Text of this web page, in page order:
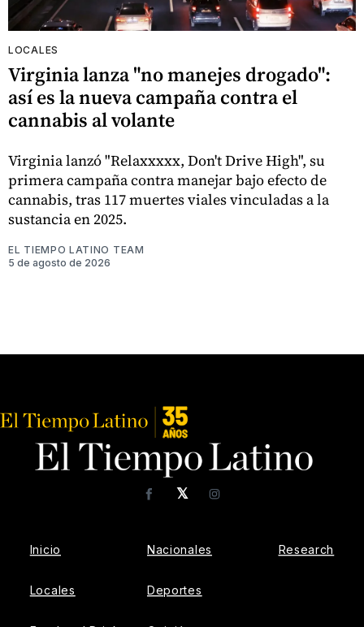
LOCALES
Virginia lanza "no manejes drogado":
así es la nueva campaña contra el
cannabis al volante
Virginia lanzó "Relaxxxxx, Don't Drive High", su
primera campaña contra manejar bajo efecto de
cannabis, tras 117 muertes viales vinculadas a la
sustancia en 2025.
EL TIEMPO LATINO TEAM
5 de agosto de 2026
𝕏
FacebookInstagram
Inicio
Locales
Nacionales
Deportes
Research